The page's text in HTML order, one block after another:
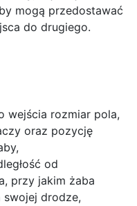
mogą przedostawać
do drugiego.
wejścia rozmiar pola,
oraz pozycję
od
przy jakim żaba
swojej drodze,